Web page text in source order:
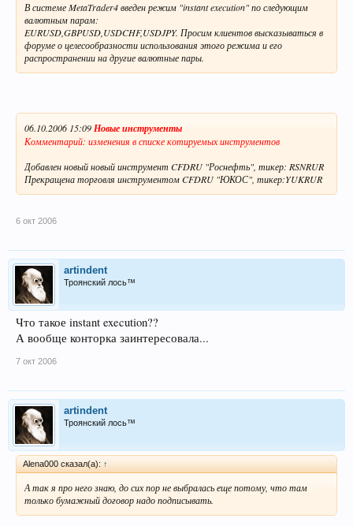
В системе MetaTrader4 введен режим "instant execution" по следующим
валютным парам:
EURUSD,GBPUSD,USDCHF,USDJPY. Просим клиентов высказываться в
форуме о целесообразности использования этого режима и его
распространении на другие валютные пары.
06.10.2006 15:09Новые инструменты
Комментарий: изменения в списке котируемых инструментов
Добавлен новый новый инструмент CFDRU "Роснефть", тикер: RSNRUR
Прекращена торговля инструментом CFDRU "ЮКОС", тикер:YUKRUR
6 окт 2006
artindent
Троянский лось™
Что такое instant execution??
А вообще конторка заинтересовала...
7 окт 2006
artindent
Троянский лось™
Alena000 сказал(а): ↑
А так я про него знаю, до сих пор не выбралась еще потому, что там
только бумажный договор надо подписывать.